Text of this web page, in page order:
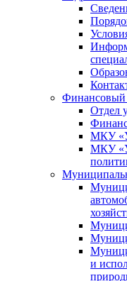
Финансовый
Отдел
МКУ
МКУ
и